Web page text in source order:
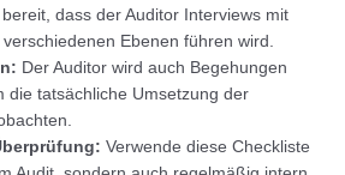
bereit, dass der Auditor Interviews mit
Ebenen führen wird.
Der Auditor wird auch Begehungen
die tatsächliche Umsetzung der
Verwende diese Checkliste